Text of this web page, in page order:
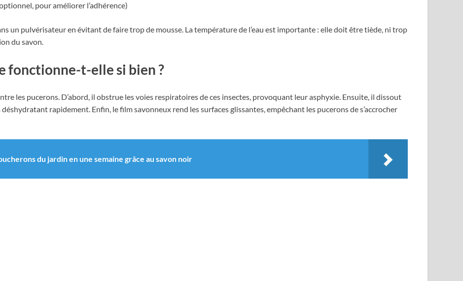
pour améliorer l’adhérence)
un pulvérisateur en évitant de faire trop de mousse. La température de l’eau est importante : elle doit être tiède, ni trop
du savon.
fonctionne-t-elle si bien ?
les pucerons. D’abord, il obstrue les voies respiratoires de ces insectes, provoquant leur asphyxie. Ensuite, il dissout
rapidement. Enfin, le film savonneux rend les surfaces glissantes, empêchant les pucerons de s’accrocher
du jardin en une semaine grâce au savon noir